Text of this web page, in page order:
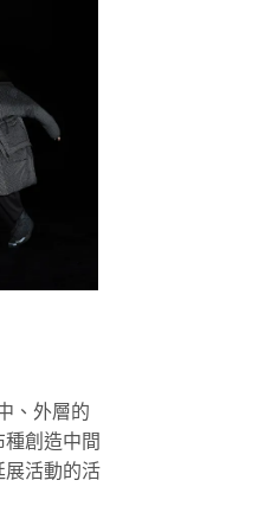
、外層的
創造中間
展活動的活